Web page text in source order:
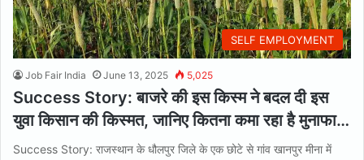
SELF EMPLOYMENT
Job Fair India June 13, 2025 5,025
Success Story: बाजरे की इस किस्म ने बदल दी इस
युवा किसान की किस्मत, जानिए कितना कमा रहा है मुनाफा…
Success Story: राजस्थान के धौलपुर जिले के एक छोटे से गांव खानपुर मीना में